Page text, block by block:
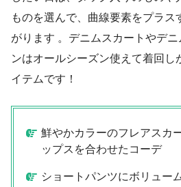
ものを選んで、曲線要素をプラス
がります 。デニムスカートやデ
ンはオールシーズン使えて着回し
イテムです！
鮮やかカラーのフレアスカ
ップスを合わせたコーデ
ショートパンツにボリュー